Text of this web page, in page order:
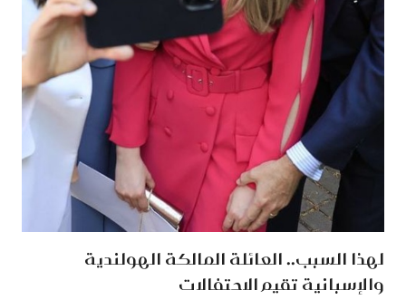
لهذا السبب.. العائلة المالكة الهولندية
والإسبانية تقيم الاحتفالات